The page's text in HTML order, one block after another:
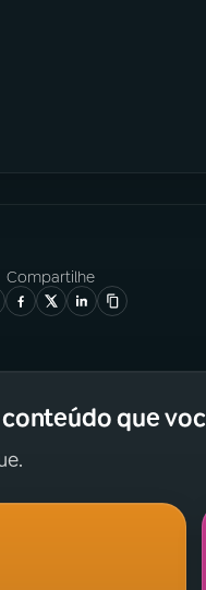
Compartilhe
que